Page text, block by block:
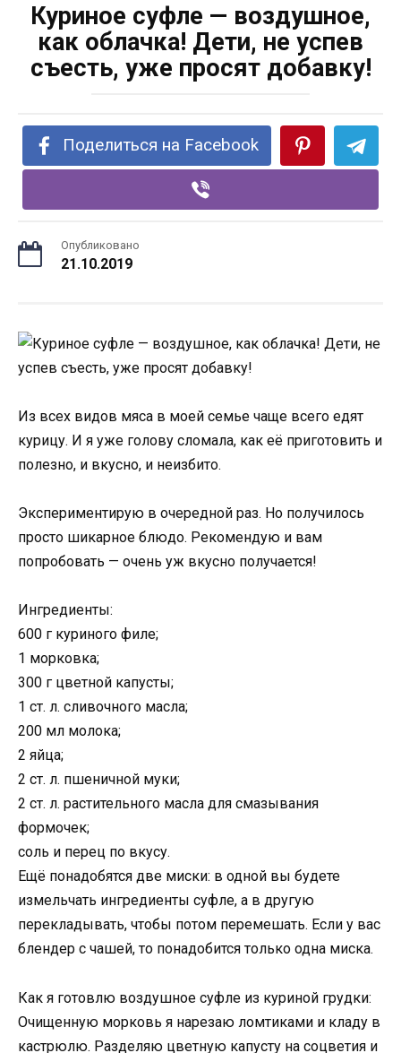
Куриное суфле — воздушное,
как облачка! Дети, не успев
съесть, уже просят добавку!
Поделиться на Facebook
Опубликовано
21.10.2019
Из всех видов мяса в моей семье чаще всего едят
курицу. И я уже голову сломала, как её приготовить и
полезно, и вкусно, и неизбито.
Экспериментирую в очередной раз. Но получилось
просто шикарное блюдо. Рекомендую и вам
попробовать — очень уж вкусно получается!
Ингредиенты:
600 г куриного филе;
1 морковка;
300 г цветной капусты;
1 ст. л. сливочного масла;
200 мл молока;
2 яйца;
2 ст. л. пшеничной муки;
2 ст. л. растительного масла для смазывания
формочек;
соль и перец по вкусу.
Ещё понадобятся две миски: в одной вы будете
измельчать ингредиенты суфле, а в другую
перекладывать, чтобы потом перемешать. Если у вас
блендер с чашей, то понадобится только одна миска.
Как я готовлю воздушное суфле из куриной грудки:
Очищенную морковь я нарезаю ломтиками и кладу в
кастрюлю. Разделяю цветную капусту на соцветия и